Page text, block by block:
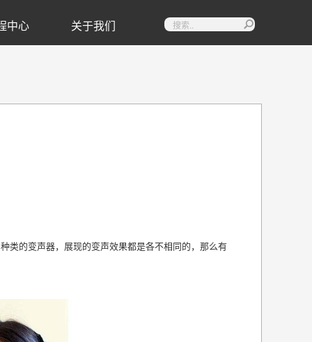
中心 关于我们 
类的变声器，展现的变声效果都是各不相同的，那么有